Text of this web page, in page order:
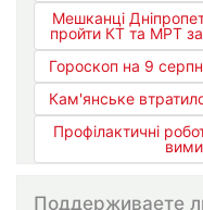
Мешканці
пройти КТ та МРТ
Гороскоп на 9
Кам'янське
Профілактичні
Поддерживаете